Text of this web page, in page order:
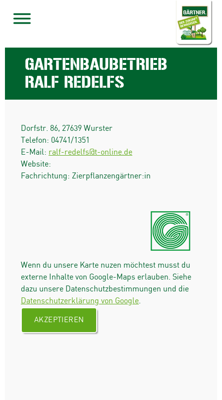
GARTENBAUBETRIEB
RALF REDELFS
Dorfstr. 86, 27639 Wurster
Telefon: 04741/1351
E-Mail: ralf-redelfs@t-online.de
Website:
Fachrichtung: Zierpflanzengärtner:in
Wenn du unsere Karte nuzen möchtest musst du
externe Inhalte von Google-Maps erlauben. Siehe
dazu unsere Datenschutzbestimmungen und die
Datenschutzerklärung von Google.
AKZEPTIEREN